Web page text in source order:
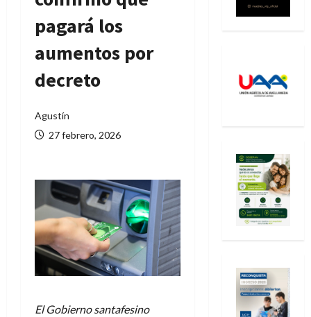
pagará los
aumentos por
decreto
Agustín
27 febrero, 2026
El Gobierno santafesino